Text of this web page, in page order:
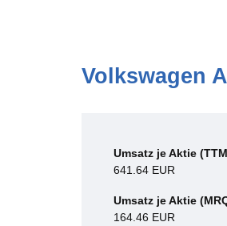
Volkswagen
Umsatz je Aktie
641.64 EUR
Umsatz je Aktie
164.46 EUR